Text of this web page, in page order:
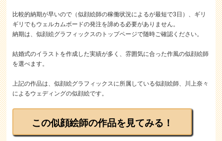
比較的納期が早いので（似顔絵師の稼働状況によるが最短で3日）、ギリ
ギリでもウェルカムボードの発注を諦める必要がありません。
納期は、似顔絵グラフィックスのトップページで随時ご確認ください。
結婚式のイラストを作成した実績が多く、雰囲気に合った作風の似顔絵師
を選べます。
上記の作品は、似顔絵グラフィックスに所属している似顔絵師、川上奈々
によるウェディングの似顔絵です。
この似顔絵師の作品を見てみる！